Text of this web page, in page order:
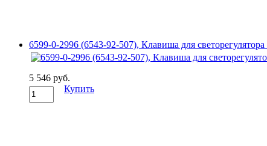
6599-0-2996 (6543-92-507), Клавиша для
5 546 руб.
Купить